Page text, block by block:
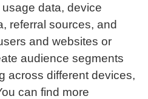
data, device
referral sources, and
and websites or
audience segments
across different devices,
can find more